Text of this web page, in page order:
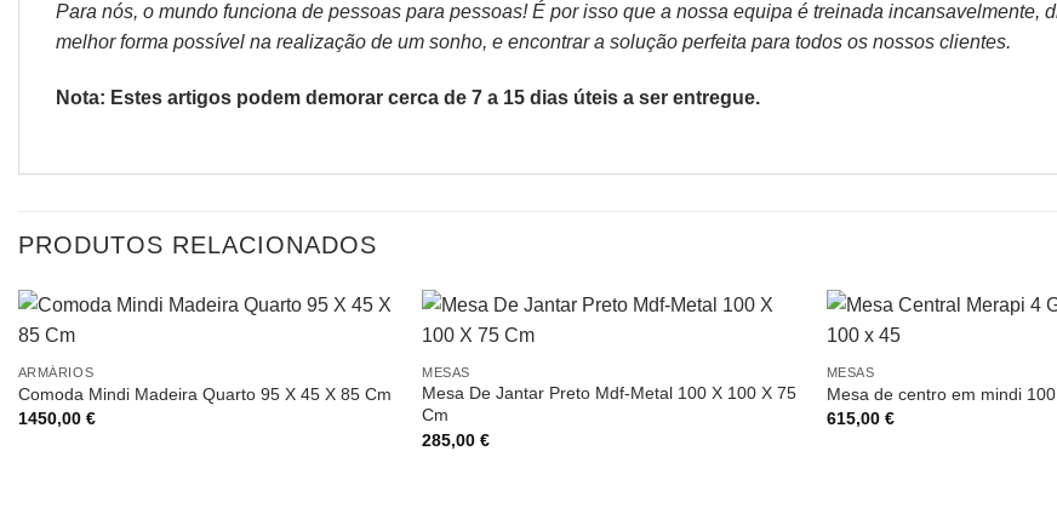
Para nós, o mundo funciona de pessoas para pessoas! É por isso que a nossa equipa é treinada incansavelmente,
melhor forma possível na realização de um sonho, e encontrar a solução perfeita para todos os nossos clientes.
Nota: Estes artigos podem demorar cerca de 7 a 15 dias úteis a ser entregue.
PRODUTOS RELACIONADOS
ARMÁRIOS
Comoda Mindi Madeira Quarto 95 X 45 X 85 Cm
1450,00 €
MESAS
Mesa De Jantar Preto Mdf-Metal 100 X 100 X 75
Cm
285,00€
MESAS
Mesa de centro em mindi
615,00 €